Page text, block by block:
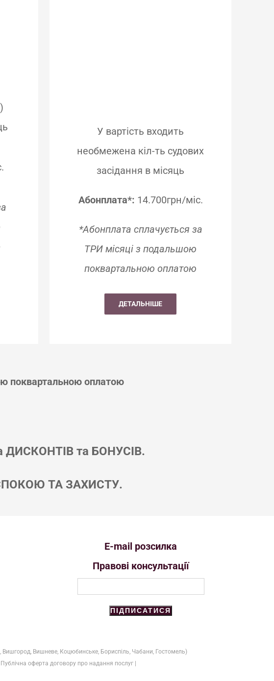
У вартість входить
необмежена кіл-ть судових
засідання в місяць
Абонплата*: 14.700грн/міс.
*Абонплата сплачується за
ТРИ місяці з подальшою
поквартальною оплатою
ДЕТАЛЬНІШЕ
поквартальною оплатою
ДИСКОНТІВ та БОНУСІВ.
ТА ЗАХИСТУ.
E-mail розсилка
Правові консультації
ПІДПИСАТИСЯ
Вишневе, Коцюбинське, Бориспіль, Чабани, Гостомель)
Публічна оферта договору про надання послуг|